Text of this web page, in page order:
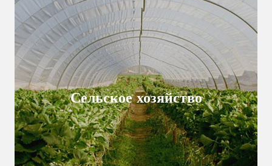
Сельское хозяйство